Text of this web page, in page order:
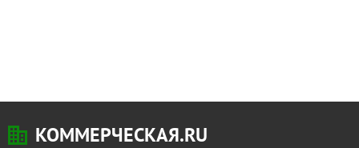
КОММЕРЧЕСКАЯ.RU